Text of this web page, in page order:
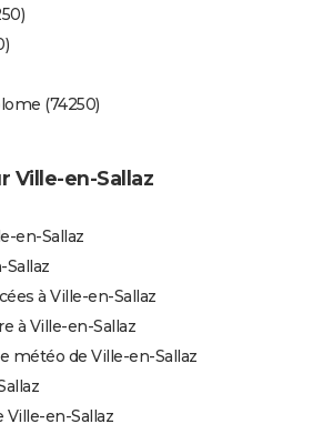
(74250)
Ville-en-Sallaz
en-Sallaz
à Ville-en-Sallaz
à Ville-en-Sallaz
météo de Ville-en-Sallaz
en-Sallaz